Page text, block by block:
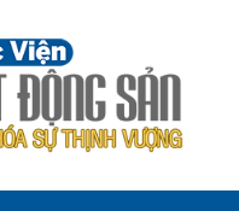
ĐỘNG